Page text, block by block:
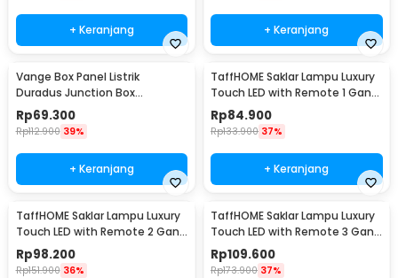
+ Keranjang + Keranjang
Vange Box Panel Listrik
Duradus Junction Box
Waterproof 238x160x90mm -
VG-I01
Rp69.300
Rp112.900 39%
+ Keranjang
TaffHOME Saklar Lampu Luxury
Touch LED with Remote 1 Gang
- XJG-DH001
Rp84.900
Rp133.900 37%
+ Keranjang
TaffHOME Saklar Lampu Luxury
Touch LED with Remote 2 Gang
- XJG-DH001
Rp98.200
Rp151.900 36%
TaffHOME Saklar Lampu Luxury
Touch LED with Remote 3 Gang
- XJG-DH001
Rp109.600
Rp173.900 37%